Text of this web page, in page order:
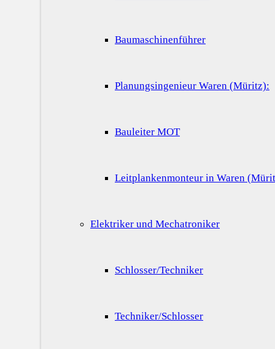
Baumaschinenführer
Planungsingenieur Waren (Müritz):
Bauleiter MOT
Leitplankenmonteur in Waren
Elektriker und Mechatroniker
Schlosser/Techniker
Techniker/Schlosser